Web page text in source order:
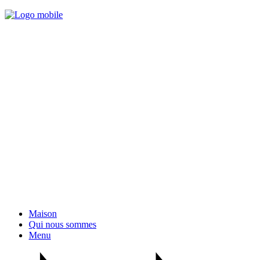
Maison
Qui nous sommes
Menu